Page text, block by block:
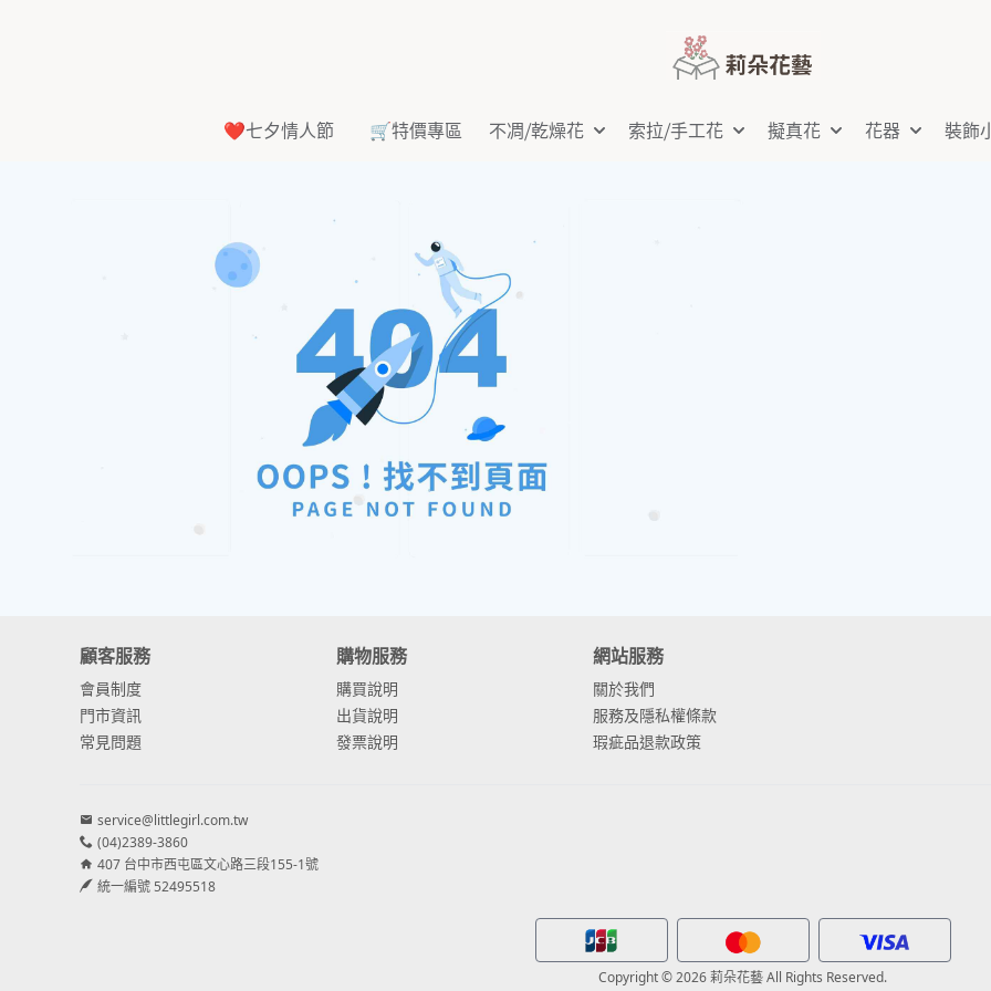
❤️七夕情人節 🛒特價專區 不凋⧸乾燥花 索拉⧸手工花 擬真花 花器 裝飾
顧客服務
會員制度
門市資訊
常見問題
購物服務
購買說明
出貨說明
發票說明
網站服務
關於我們
服務及隱私權條款
瑕疵品退款政策
service@littlegirl.com.tw
(04)2389-3860
407 台中市西屯區文心路三段155-1號
統一編號 52495518
Copyright © 2026 莉朵花藝 All Rights Reserved.